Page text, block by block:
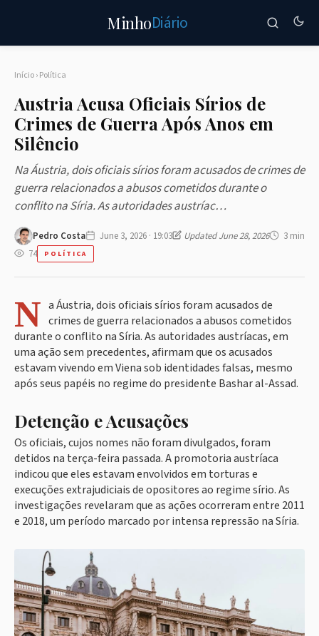
MinhoDiário
Início›Política
Austria Acusa Oficiais Sírios de
Crimes de Guerra Após Anos em
Silêncio
Na Áustria, dois oficiais sírios foram acusados de crimes de
guerra relacionados a abusos cometidos durante o
conflito na Síria. As autoridades austríac…
Pedro Costa June 3, 2026 · 19:03 Updated June 28, 2026
3 min
74
POLÍTICA
N a Áustria, dois oficiais sírios foram acusados de
crimes de guerra relacionados a abusos cometidos
durante o conflito na Síria. As autoridades austríacas, em
uma ação sem precedentes, afirmam que os acusados
estavam vivendo em Viena sob identidades falsas, mesmo
após seus papéis no regime do presidente Bashar al-Assad.
Detenção e Acusações
Os oficiais, cujos nomes não foram divulgados, foram
detidos na terça-feira passada. A promotoria austríaca
indicou que eles estavam envolvidos em torturas e
execuções extrajudiciais de opositores ao regime sírio. As
investigações revelaram que as ações ocorreram entre 2011
e 2018, um período marcado por intensa repressão na Síria.